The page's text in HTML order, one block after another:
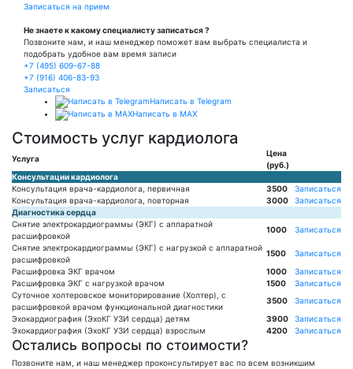
Записаться на прием
Не знаете к какому специалисту записаться ?
Позвоните нам, и наш менеджер поможет вам выбрать специалиста и
подобрать удобное вам время записи
+7 (495) 609-67-88
+7 (916) 406-83-93
Записаться
Написать в Telegram
Написать в MAX
Стоимость услуг кардиолога
Услуга
Цена
(руб.)
Консультации кардиолога
Консультация врача-кардиолога, первичная
3500
Записаться
Консультация врача-кардиолога, повторная
3000
Записаться
Диагностика сердца
Снятие электрокардиограммы (ЭКГ) с аппаратной
расшифровкой
1000
Записаться
Снятие электрокардиограммы (ЭКГ) с нагрузкой с аппаратной
расшифровкой
1500
Записаться
Расшифровка ЭКГ врачом
1000
Записаться
Расшифровка ЭКГ с нагрузкой врачом
1500
Записаться
Суточное холтеровское мониторирование (Холтер), с
расшифровкой врачом функциональной диагностики
3500
Записаться
Эхокардиография (ЭхоКГ УЗИ сердца) детям
3900
Записаться
Эхокардиография (ЭхоКГ УЗИ сердца) взрослым
4200 Записаться
Остались вопросы по стоимости?
Позвоните нам, и наш менеджер проконсультирует вас по всем возникшим